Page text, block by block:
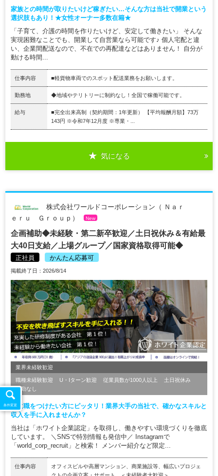
家族との時間が取りたいけど稼ぎたい…そんな方は当社で開業という
選択肢もあり！★女性オーナー多数在籍★
「子育て、介護の時間を作りたいけど、安定して働きたい」 そんな
実現困難なことでも、開業して自営業なら可能です♪ 個人宅配と違
い、企業間配送なので、不在での再配達などはありません！ 自分が
動ける時間...
仕事内容 ■軽貨物車両でのスポット配送業務をお願いします。
勤務地 ◆地域やテリトリーに制約なし！全国で稼働可能です。
給与
■完全出来高制（契約期間：1年更新） 【平均報酬月額】73万
143円 ※令和7年12月度 ※専業・...
気になる
株式会社ワールドコーポレーション（ Ｎａｒ
ｅｒｕ Ｇｒｏｕｐ）
New
企画補助◆未経験・第二新卒歓迎／土日祝休み＆有給最
大40日支給／上場グループ／国家資格取得可能◆
正社員 かんたん応募可
掲載終了日：2026/8/14
業界未経験歓迎
職種未経験歓迎 U・Iターン歓迎 従業員数が1000人以上
土日祝休み
転勤なし
手に職をつけたい方にピッタリ！業界大手の当社で、確かなスキルと
収入を手に入れませんか？
当社は「ホワイト企業認定」を取得し、働きやすい環境づくりを徹底
しています。 ＼SNSで特別情報も発信中／ Instagramで
「world_corp_recruit」と検索！ メンバー紹介など限定...
仕事内容
オフィスビルや高層マンション、商業施設等、幅広いプロジェ
条件変更